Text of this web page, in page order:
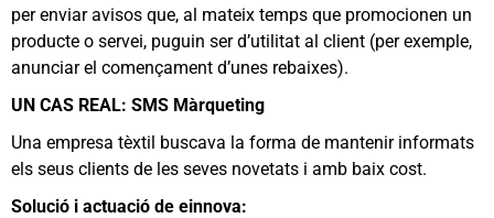
per enviar avisos que, al mateix temps que promocionen un
producte o servei, puguin ser d’utilitat al client (per exemple,
anunciar el començament d’unes rebaixes).
UN CAS REAL: SMS Màrqueting
Una empresa tèxtil buscava la forma de mantenir informats
els seus clients de les seves novetats i amb baix cost.
Solució i actuació de einnova: